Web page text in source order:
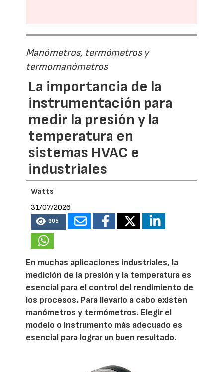
Manómetros, termómetros y
termomanómetros
La importancia de la
instrumentación para
medir la presión y la
temperatura en
sistemas HVAC e
industriales
Watts
31/07/2026
905
En muchas aplicaciones industriales, la
medición de la presión y la temperatura es
esencial para el control del rendimiento de
los procesos. Para llevarlo a cabo existen
manómetros y termómetros. Elegir el
modelo o instrumento más adecuado es
esencial para lograr un buen resultado.